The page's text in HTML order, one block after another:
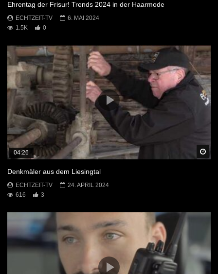
Ehrentag der Frisur! Trends 2024 in der Haarmode
ECHTZEIT-TV
6. MAI 2024
1.5K
0
04:26
Denkmäler aus dem Liesingtal
ECHTZEIT-TV
24. APRIL 2024
616
3